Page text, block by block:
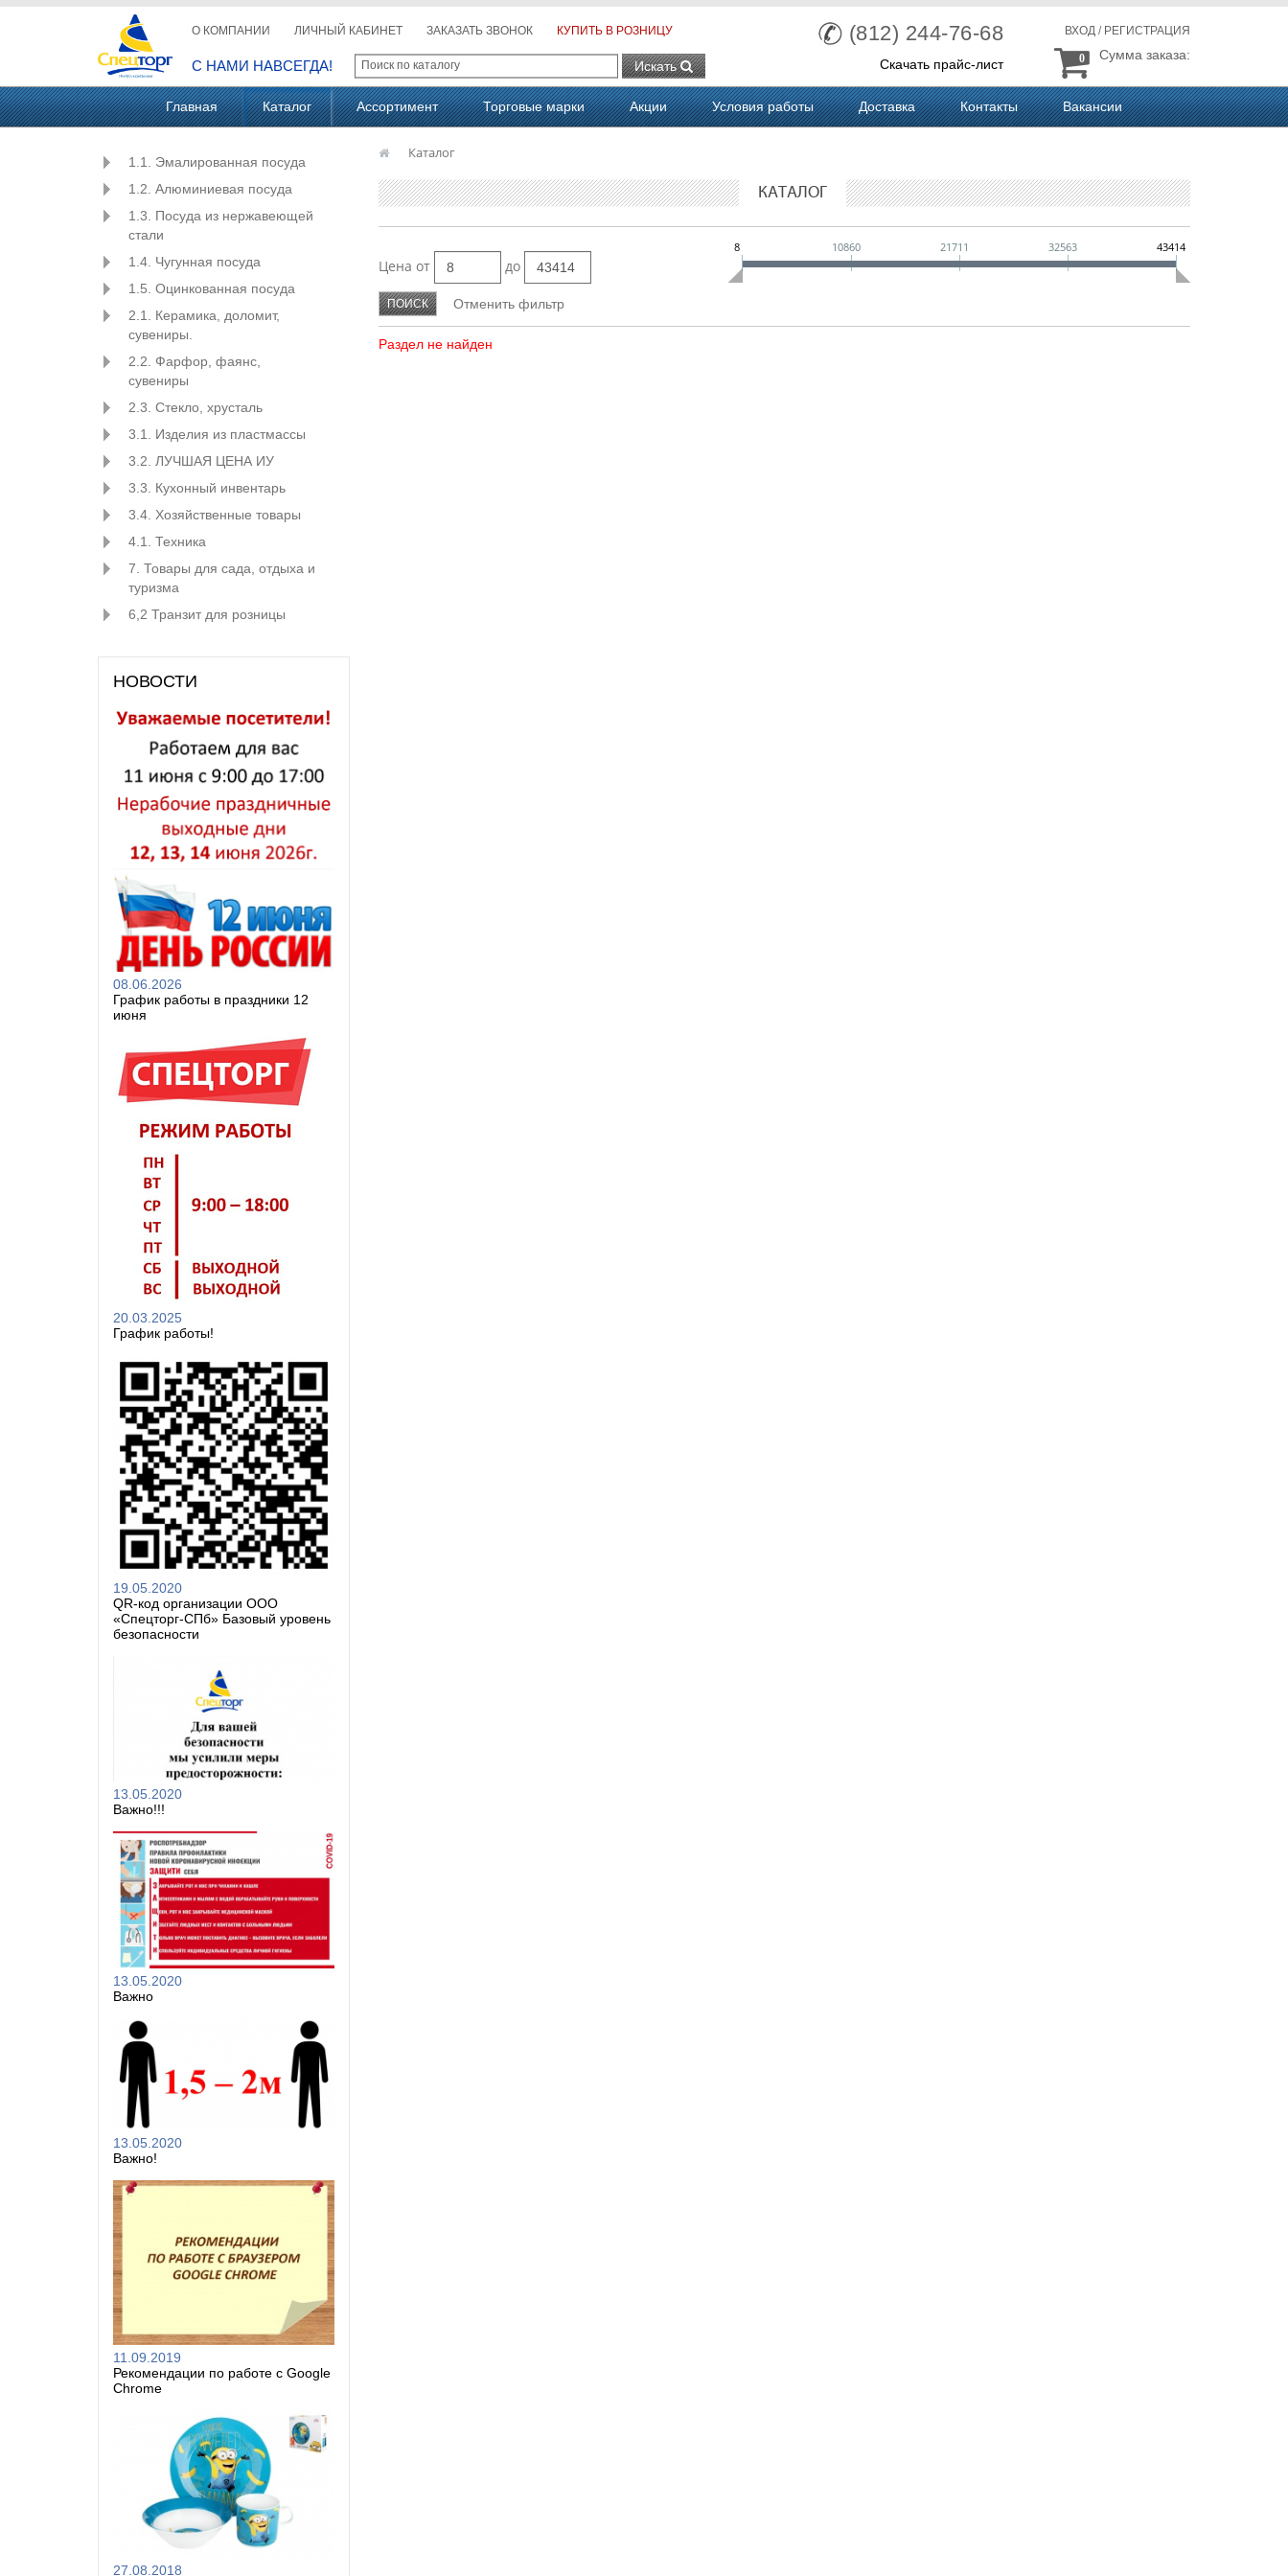
О КОМПАНИИ ЛИЧНЫЙ КАБИНЕТ ЗАКАЗАТЬ ЗВОНОК КУПИТЬ В РОЗНИЦУ
С НАМИ НАВСЕГДА! Искать
(812) 244-76-68
Скачать прайс-лист
ВХОД / РЕГИСТРАЦИЯ
Сумма заказа:
0
Главная Каталог Ассортимент Торговые марки Акции Условия работы Доставка Контакты Вакансии
1.1. Эмалированная посуда
1.2. Алюминиевая посуда
1.3. Посуда из нержавеющей
стали
1.4. Чугунная посуда
1.5. Оцинкованная посуда
2.1. Керамика, доломит,
сувениры.
2.2. Фарфор, фаянс,
сувениры
2.3. Стекло, хрусталь
3.1. Изделия из пластмассы
3.2. ЛУЧШАЯ ЦЕНА ИУ
3.3. Кухонный инвентарь
3.4. Хозяйственные товары
4.1. Техника
7. Товары для сада, отдыха и
туризма
6,2 Транзит для розницы
НОВОСТИ
08.06.2026
График работы в праздники 12
июня
20.03.2025
График работы!
19.05.2020
QR-код организации ООО
«Спецторг-СПб» Базовый уровень
безопасности
13.05.2020
Важно!!!
13.05.2020
Важно
13.05.2020
Важно!
11.09.2019
Рекомендации по работе с Google
Chrome
27.08.2018
Каталог
КАТАЛОГ
Цена от до
8 10860 21711 32563 43414
Раздел не найден